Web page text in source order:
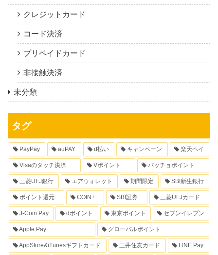
クレジットカード
コード決済
プリペイドカード
非接触決済
未分類
タグ
PayPay auPAY d払い キャンペーン 楽天ペイ
Visaのタッチ決済 Vポイント パッチョポイント
三菱UFJ銀行 エアウォレット 期間限定 SBI新生銀行
ポイント還元 COIN+ SBI証券 三菱UFJカード
J-Coin Pay dポイント 東京ポイント セブンイレブン
Apple Pay グローバルポイント
AppStore&iTunesギフトカード 三井住友カード LINE Pay